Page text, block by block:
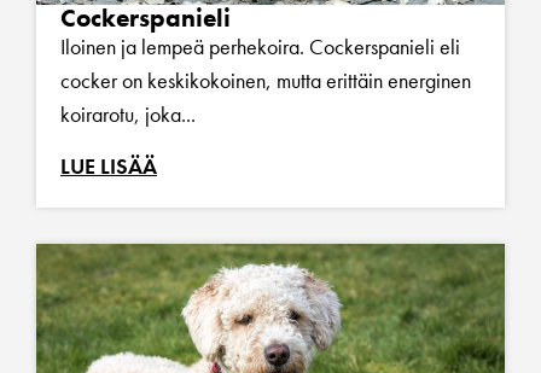
Cockerspanieli
Iloinen ja lempeä perhekoira. Cockerspanieli eli
cocker on keskikokoinen, mutta erittäin energinen
koirarotu, joka...
LUE LISÄÄ